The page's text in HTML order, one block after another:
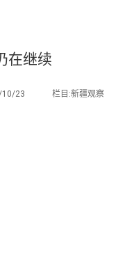
在继续
10/23 栏目:新疆观察